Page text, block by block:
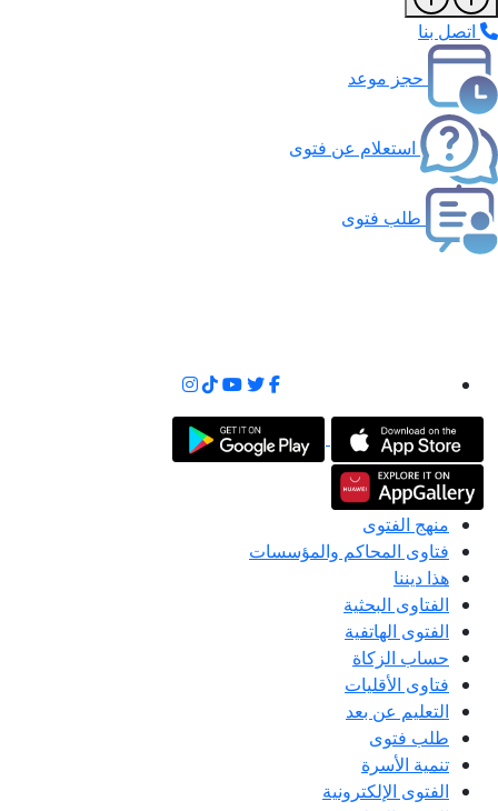
اتصل بنا
حجز موعد
استعلام عن فتوى
طلب فتوى
منهج الفتوى
فتاوى المحاكم والمؤسسات
هذا ديننا
الفتاوى البحثية
الفتوى الهاتفية
حساب الزكاة
فتاوى الأقليات
التعليم عن بعد
طلب فتوى
تنمية الأسرة
الفتوى الإلكترونية